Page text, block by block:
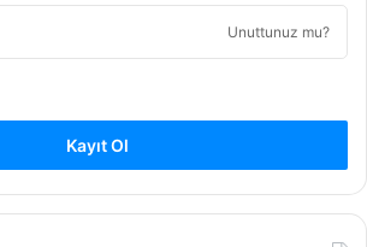
Unuttunuz mu?
Kayıt Ol